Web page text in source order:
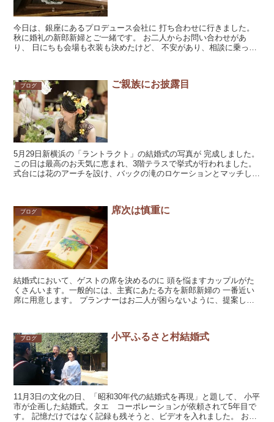
今日は、銀座にあるプロデュース会社に 打ち合わせに行きました。
秋に婚礼の新郎新婦とご一緒です。 お二人からお問い合わせがあ
り、 日にちも会場も衣装も決めたけど、 不安があり、相談に乗って
ブログ ご親族にお披露目
5月29日新横浜の「ラントラクト」の結婚式の写真が 完成しました。
この日は最高のお天気に恵まれ、3階テラスで挙式が行われました。
式台には花のアーチを設け、バックの滝のロケーションとマッチして
ブログ 席次は慎重に
結婚式において、ゲストの席を決めるのに 頭を悩ますカップルがた
くさんいます。一般的には、主賓にあたる方を新郎新婦の 一番近い
席に用意します。 プランナーはお二人が困らないように、提案しま
ブログ 小平ふるさと村結婚式
11月3日の文化の日、「昭和30年代の結婚式を再現」と題して、 小平
市が企画した結婚式。タエ コーポレーションが依頼されて5年目で
す。 記憶だけではなく記録も残そうと、ビデオを入れました。 お開